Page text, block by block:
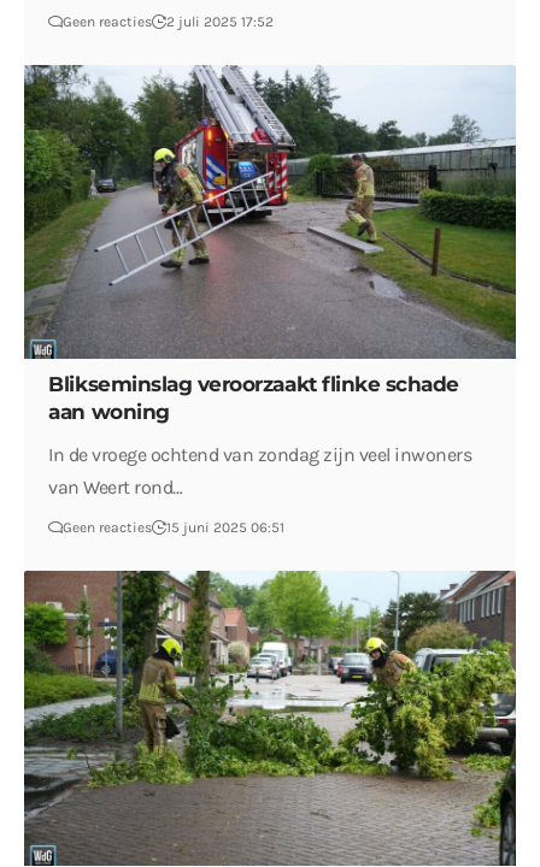
Geen reacties 2 juli 2025 17:52
Blikseminslag veroorzaakt flinke schade
aan woning
In de vroege ochtend van zondag zijn veel inwoners
van Weert rond…
Geen reacties 15 juni 2025 06:51